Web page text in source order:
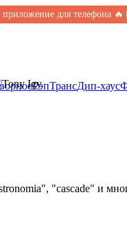
для телефона
РэпТрансДип-хаус
"cascade" и